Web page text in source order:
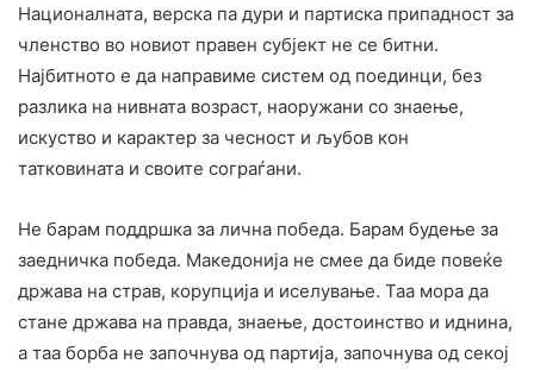
Националната, верска па дури и партиска припадност за
членство во новиот правен субјект не се битни.
Најбитното е да направиме систем од поединци, без
разлика на нивната возраст, наоружани со знаење,
искуство и карактер за чесност и љубов кон
татковината и своите сограѓани.
Не барам поддршка за лична победа. Барам будење за
заедничка победа. Македонија не смее да биде повеќе
држава на страв, корупција и иселување. Таа мора да
стане држава на правда, знаење, достоинство и иднина,
а таа борба не започнува од партија, започнува од секој